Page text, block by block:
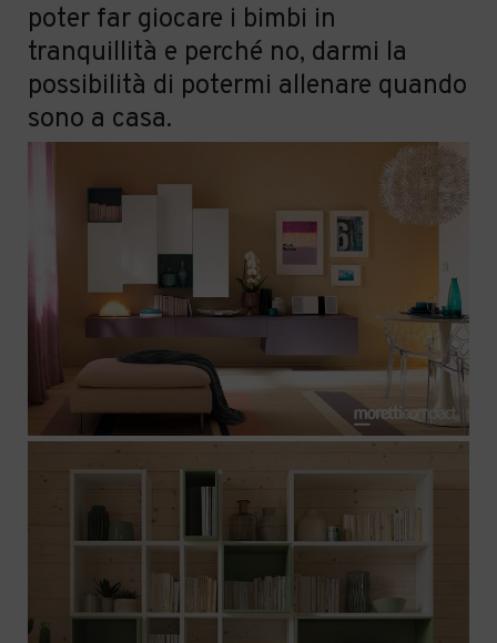
poter far giocare i bimbi in
tranquillità e perché no, darmi la
possibilità di potermi allenare quando
sono a casa.